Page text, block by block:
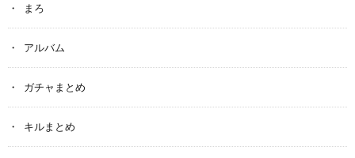
まろ
アルバム
ガチャまとめ
キルまとめ